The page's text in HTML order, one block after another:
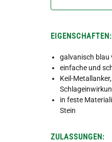
EIGENSCHAFTEN:
galvanisch blau
einfache und
Keil-
in feste
Stein
ZULASSUNGEN: